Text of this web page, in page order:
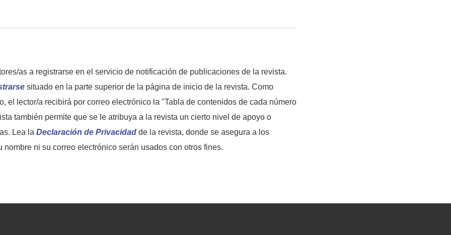
as a registrarse en el servicio de notificación de publicaciones de la revista.
situado en la parte superior de la página de inicio de la revista. Como
el lector/a recibirá por correo electrónico la "Tabla de contenidos de cada número
también permite que se le atribuya a la revista un cierto nivel de apoyo o
Lea la Declaración de Privacidad de la revista, donde se asegura a los
nombre ni su correo electrónico serán usados con otros fines.